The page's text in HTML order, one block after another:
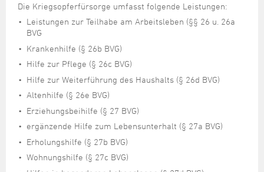
Wahlen
Umzug und Neubürger
Wohnen und Verbrauchen
Pressemitteilungen
Ratsinformationssystem
Städtische Dienststellen
Telefonverzeichnis
Zukunftsregion JadeBay
Weiterbildung
Schiffe, Häfen und Meer erleben
Sportangebot
Städtepartnerschaften
Stadtpark
Tag des offenen Denkmals
Die Kriegsopferfürsorge umfasst folgende Leistungen:
Leistungen zur Teilhabe am Arbeitsleben (§§ 26 u. 26a
BVG
Krankenhilfe (§ 26b BVG)
Hilfe zur Pflege (§ 26c BVG)
Hilfe zur Weiterführung des Haushalts (§ 26d BVG)
Altenhilfe (§ 26e BVG)
Erziehungsbeihilfe (§ 27 BVG)
ergänzende Hilfe zum Lebensunterhalt (§ 27a BVG)
Erholungshilfe (§ 27b BVG)
Wohnungshilfe (§ 27c BVG)